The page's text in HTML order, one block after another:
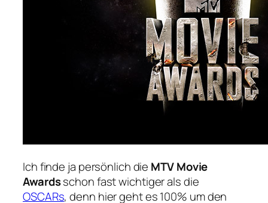
Ich finde ja persönlich die MTV Movie
Awardsschon fast wichtiger als die
OSCARs, denn hier geht es 100% um den